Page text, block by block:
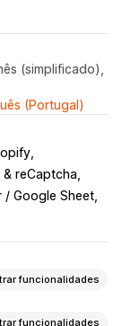
(simplificado),
(Portugal)
reCaptcha
/ Google Sheet
funcionalidades
funcionalidades